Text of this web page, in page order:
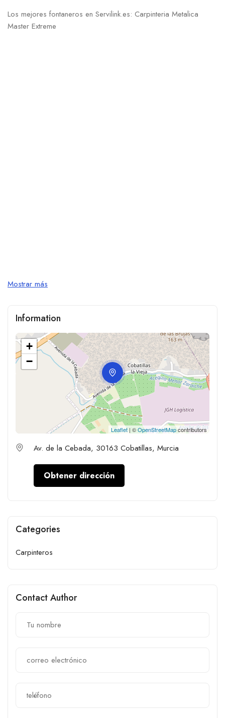
Los mejores fontaneros en Servilink.es: Carpinteria Metalica
Master Extreme
Mostrar más
Information
+
−
Leaflet | ©OpenStreetMapcontributors
Av. de la Cebada, 30163 Cobatillas, Murcia
Obtener dirección
Categories
Carpinteros
Contact Author